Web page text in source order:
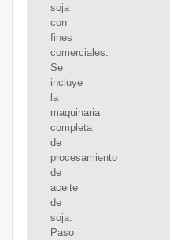
soja
con
fines
comerciales.
Se
incluye
la
maquinaria
completa
de
procesamiento
de
aceite
de
soja.
Paso